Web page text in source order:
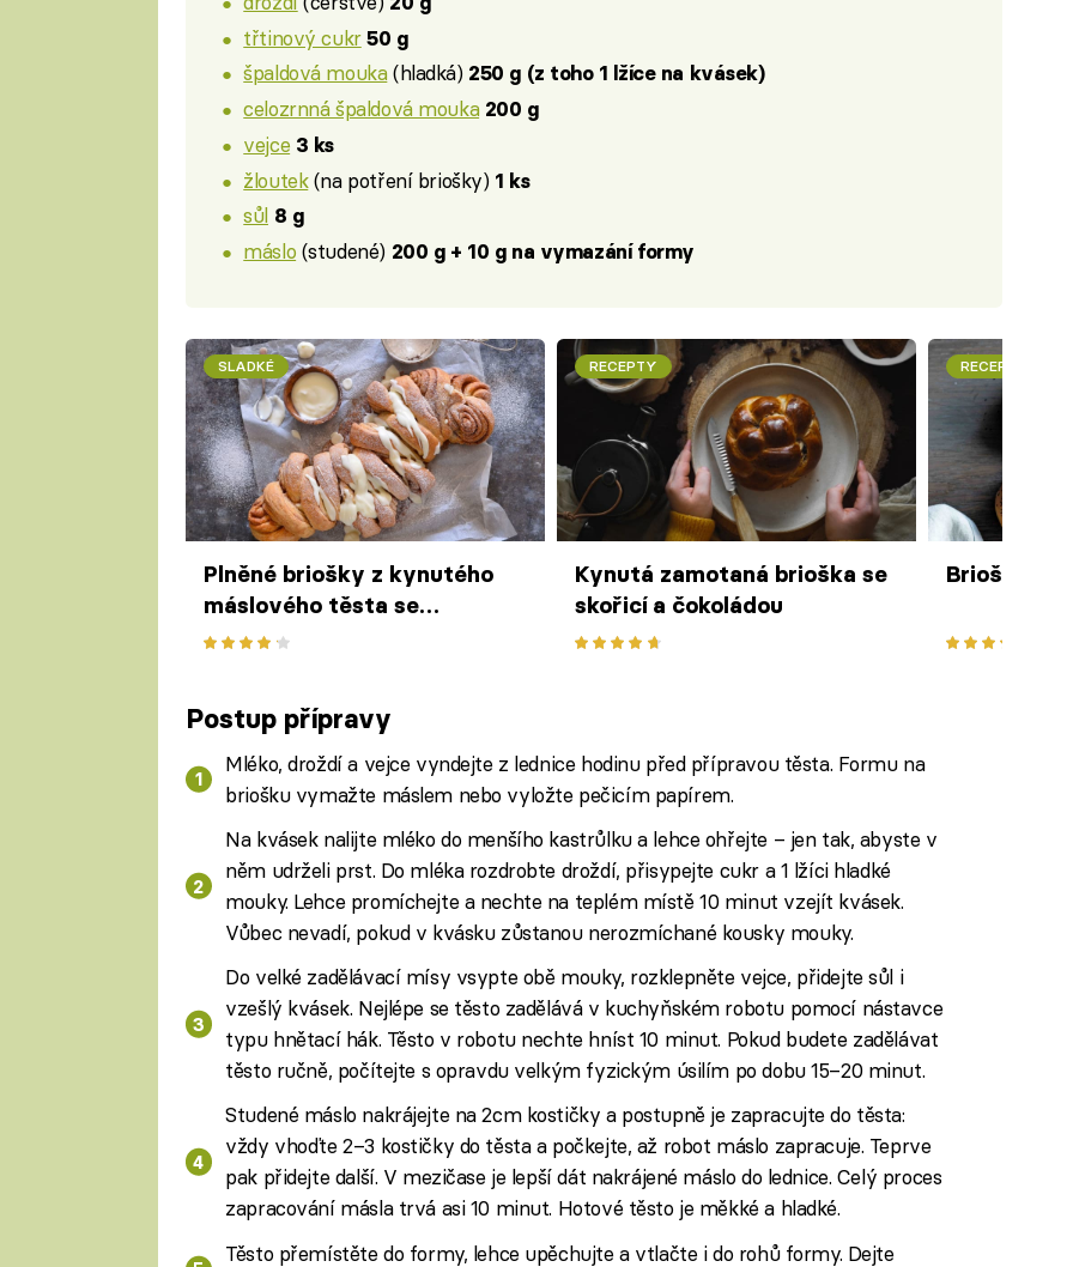
třtinový cukr 50 g
špaldová mouka(hladká) 250 g (z toho 1 lžíce na kvásek)
celozrnná špaldová mouka 200 g
vejce 3 ks
žloutek(na potření briošky) 1 ks
sůl 8 g
máslo (studené) 200 g + 10 g na vymazání formy
SLADKÉ
Plněné briošky z kynutého
máslového těsta se
skořicovou náplní
RECEPTY
Kynutá zamotaná brioška se
skořicí a čokoládou
RECEPTY
Briošky
Postup přípravy
Mléko, droždí a vejce vyndejte z lednice hodinu před přípravou těsta. Formu na
briošku vymažte máslem nebo vyložte pečicím papírem.
Na kvásek nalijte mléko do menšího kastrůlku a lehce ohřejte – jen tak, abyste v
něm udrželi prst. Do mléka rozdrobte droždí, přisypejte cukr a 1 lžíci hladké
mouky. Lehce promíchejte a nechte na teplém místě 10 minut vzejít kvásek.
Vůbec nevadí, pokud v kvásku zůstanou nerozmíchané kousky mouky.
Do velké zadělávací mísy vsypte obě mouky, rozklepněte vejce, přidejte sůl i
vzešlý kvásek. Nejlépe se těsto zadělává v kuchyňském robotu pomocí nástavce
typu hnětací hák. Těsto v robotu nechte hníst 10 minut. Pokud budete zadělávat
těsto ručně, počítejte s opravdu velkým fyzickým úsilím po dobu 15–20 minut.
Studené máslo nakrájejte na 2cm kostičky a postupně je zapracujte do těsta:
vždy vhoďte 2–3 kostičky do těsta a počkejte, až robot máslo zapracuje. Teprve
pak přidejte další. V mezičase je lepší dát nakrájené máslo do lednice. Celý proces
zapracování másla trvá asi 10 minut. Hotové těsto je měkké a hladké.
Těsto přemístěte do formy, lehce upěchujte a vtlačte i do rohů formy. Dejte